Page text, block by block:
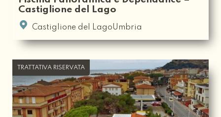
Castiglione del Lago
Castiglione del LagoUmbria
TRATTATIVA RISERVATA